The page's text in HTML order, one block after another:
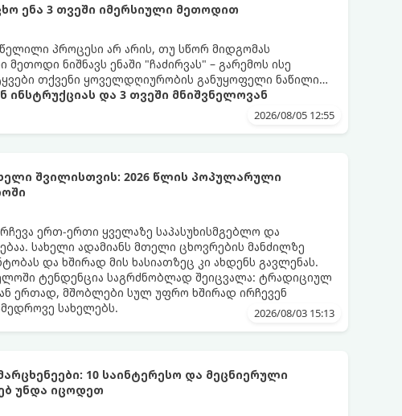
ენა 3 თვეში იმერსიული მეთოდით
პროცესი არ არის, თუ სწორ მიდგომას
ნიშნავს ენაში "ჩაძირვას" – გარემოს ისე
თქვენი ყოველდღიურობის განუყოფელი ნაწილი
ინსტრუქციას და 3 თვეში მნიშვნელოვან
2026/08/05 12:55
შვილისთვის: 2026 წლის პოპულარული
ერთ-ერთი ყველაზე საპასუხისმგებლო და
სახელი ადამიანს მთელი ცხოვრების მანძილზე
და ხშირად მის ხასიათზეც კი ახდენს გავლენას.
ტენდენცია საგრძნობლად შეიცვალა: ტრადიციულ
ერთად, მშობლები სულ უფრო ხშირად ირჩევენ
სახელებს.
2026/08/03 15:13
10 საინტერესო და მეცნიერული
უნდა იცოდეთ